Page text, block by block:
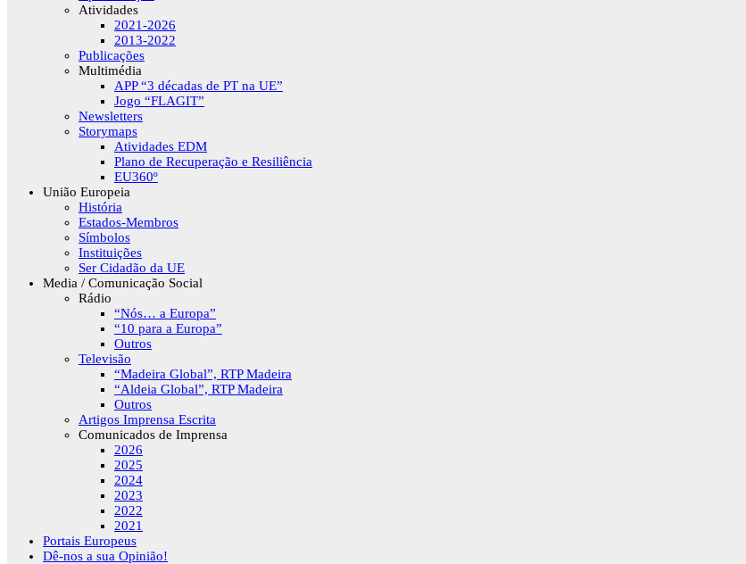
Atividades
2021-2026
2013-2022
Publicações
Multimédia
APP “3 décadas de PT na UE”
Jogo “FLAGIT”
Newsletters
Storymaps
Atividades EDM
Plano de Recuperação e Resiliência
EU360º
União Europeia
História
Estados-Membros
Símbolos
Instituições
Ser Cidadão da UE
Media / Comunicação Social
Rádio
“Nós… a Europa”
“10 para a Europa”
Outros
Televisão
“Madeira Global”, RTP Madeira
“Aldeia Global”, RTP Madeira
Outros
Artigos Imprensa Escrita
Comunicados de Imprensa
2026
2025
2024
2023
2022
2021
Portais Europeus
Dê-nos a sua Opinião!